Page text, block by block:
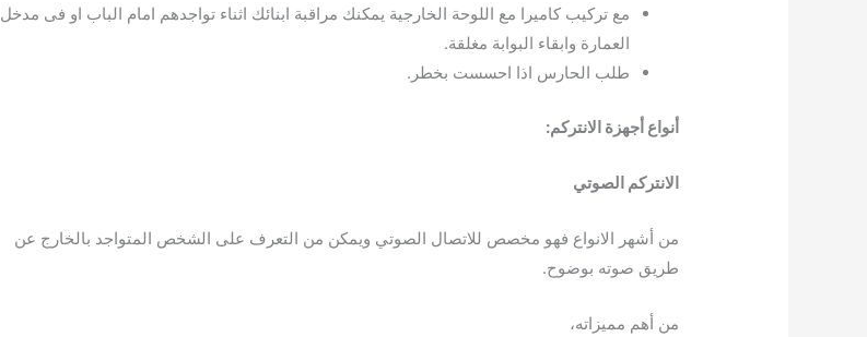
مع تركيب كاميرا مع اللوحة الخارجية يمكنك مراقبة ابنائك اثناء تواجدهم امام الباب او فى مدخل
العمارة وابقاء البوابة مغلقة.
طلب الحارس اذا احسست بخطر.
أنواع أجهزة الانتركم:
الانتركم الصوتي
من أشهر الانواع فهو مخصص للاتصال الصوتي ويمكن من التعرف على الشخص المتواجد بالخارج عن
طريق صوته بوضوح.
من أهم مميزاته،